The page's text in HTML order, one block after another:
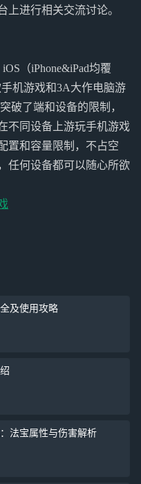
上进行相关交流讨论。
（iPhone&iPad均覆
机游戏和3A大作电脑游
破了端和设备的限制，
不同设备上游玩手机游戏
置和容量限制，不占空
任何设备都可以随心所欲
及使用攻略
法宝属性与伤害解析